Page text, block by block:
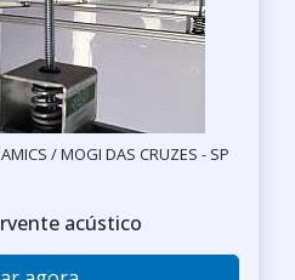
/ MOGI DAS CRUZES - SP
acústico